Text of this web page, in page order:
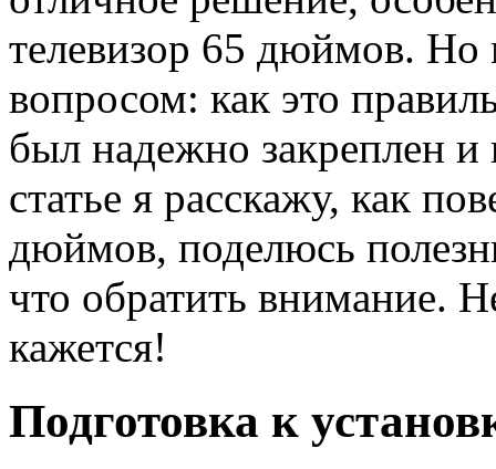
телевизор 65 дюймов. Но
вопросом: как это
был надежно закреплен и
статье я расскажу, как
дюймов, поделюсь
что обратить внимание.
кажется!
Подготовка к